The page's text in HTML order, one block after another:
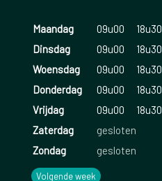
Maandag 09u00
18u30
Dinsdag
09u00
18u30
Woensdag
09u00
18u30
Donderdag
09u00
18u30
Vrijdag
09u00
18u30
Zaterdag
gesloten
Zondag
gesloten
Volgende week